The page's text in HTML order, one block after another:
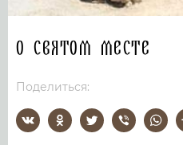
О святом месте
Поделиться: